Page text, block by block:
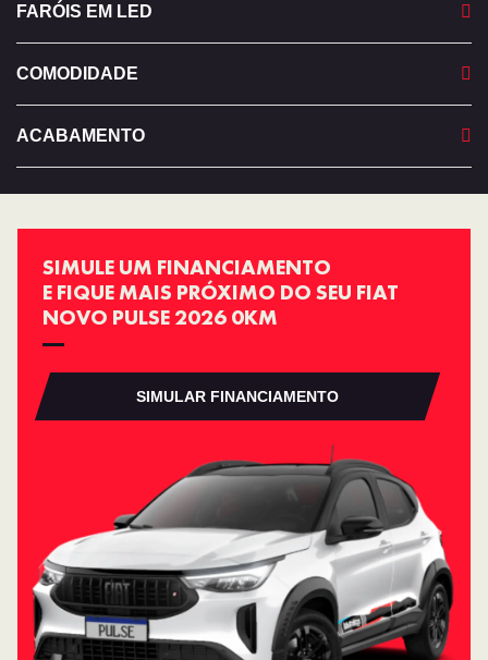
FARÓIS EM LED
COMODIDADE
ACABAMENTO
SIMULE UM FINANCIAMENTO
E FIQUE MAIS PRÓXIMO DO SEU FIAT
NOVO PULSE 2026 0KM
SIMULAR FINANCIAMENTO